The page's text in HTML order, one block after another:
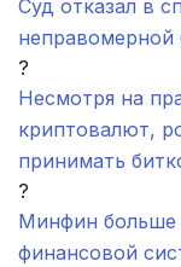
Суд отказал в
неправомерной
?
Несмотря на
криптовалют,
принимать
?
Минфин больше
финансовой